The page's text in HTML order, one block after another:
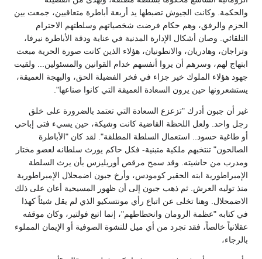
والحكمة. وكانت الجيوش تضبطها يد أربعة أباطرة متعاقبين، جمعت بين
الحزم والرفق، وهم حكام فرضت شخصياتهم وسلطتهم الاحترام
التلقائي. وصان أشكال الإدارة المدنية في عناية ودقة الأباطرة نيرفا،
وتراجان، وهادريان، والانطونيان، هؤلاء الذين كانت صورة الحرية مبعث
ابتهاج لهم، وسرهم أن يروا أنفسهم خدام القوانين والمسئولين... ولقيت
جهود هؤلاء الملوك خير جزاء في فخر الفضيلة الحق، والبهجة العميقة،
يستشعرونها حين يرون السعادة العميقة التي كانوا صناعها".
غير أن جبون أدرك "تزعزع السعادة التي تعتمد بالضرورة على خلق
رجل واحد. ولعل اللحظة القاضية كانت وشيكة، حين يسيء فتى إباحي
أو طاغية حسود.. استعمال السلطة المطلقة". لقد كان "الأباطرة
الصالحون" تنتخبهم ملكية متبنية- فكل حاكم يورث سلطانه لعضو مختار
ومدرب من حاشيته. وقد سمح مرقص أوريليزس بأن يرث السلطة
الإمبراطورية ابنه الحقير كومودس، وأرخ جبون اضمحلال الإمبراطورية
منذ توليه العرش. ثم ذهب جبون إلى أن ظهور المسيحية أعان على ذلك
الاضمحلال. وهنا تخلى عن اتباع رأي مونتسكيو الذي لم يقل شيئاً كهذا
في كتابه "عظمة الرومان وانحطاطهم"، إنما اتبع فولتير، وكان موقفه
عقلانياً خالصاً، فقد تجرد من أي ميل للنشوة الصوفية أو الإيمان المملوء
بالرجاء،